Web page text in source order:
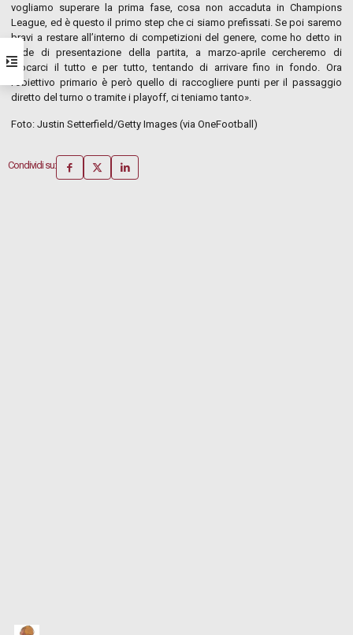
vogliamo superare la prima fase, cosa non accaduta in Champions
League, ed è questo il primo step che ci siamo prefissati. Se poi saremo
bravi a restare all’interno di competizioni del genere, come ho detto in
sede di presentazione della partita, a marzo-aprile cercheremo di
giocarci il tutto e per tutto, tentando di arrivare fino in fondo. Ora
l’obiettivo primario è però quello di raccogliere punti per il passaggio
diretto del turno o tramite i playoff, ci teniamo tanto».
Foto: Justin Setterfield/Getty Images (via OneFootball)
Condividi su: